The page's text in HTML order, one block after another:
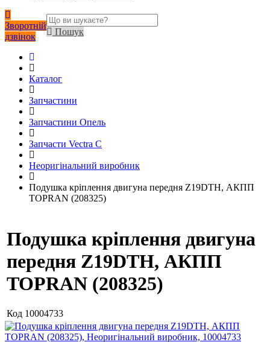
Зворотній
дзвінок
Пошук
Каталог
Запчастини
Запчастини Опель
Запчасти Vectra C
Неоригінальний виробник
Подушка кріплення двигуна передня Z19DTH, АКПП
TOPRAN (208325)
Подушка кріплення двигуна
передня Z19DTH, АКПП
TOPRAN (208325)
Код 10004733